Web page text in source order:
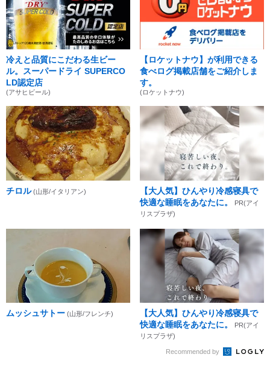
冷えと品質にこだわる生ビー
ル。スーパードライ SUPERCO
LD認定店
(アサヒビール)
【ロケットナウ】が利用できる
食べログ掲載店舗をご紹介しま
す。
(ロケットナウ)
チロル (山形/イタリアン)
【大人気】ひんやり冷感寝具で
快適な睡眠をあなたに。
PR(アイ
リスプラザ)
ムッシュサトー (山形/フレンチ)
【大人気】ひんやり冷感寝具で
快適な睡眠をあなたに。
PR(アイ
リスプラザ)
Recommended by